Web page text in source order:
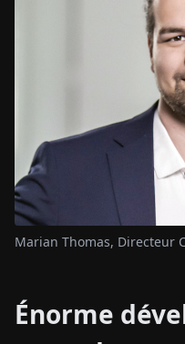
Marian Thomas, Directeur
Énorme